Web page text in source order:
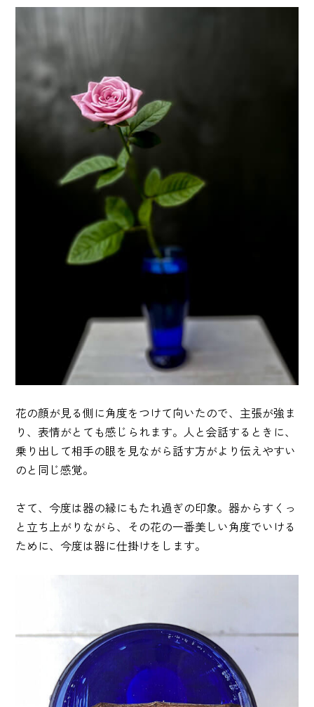
花の顔が見る側に角度をつけて向いたので、主張が強ま
り、表情がとても感じられます。人と会話するときに、
乗り出して相手の眼を見ながら話す方がより伝えやすい
のと同じ感覚。
さて、今度は器の縁にもたれ過ぎの印象。器からすくっ
と立ち上がりながら、その花の一番美しい角度でいける
ために、今度は器に仕掛けをします。